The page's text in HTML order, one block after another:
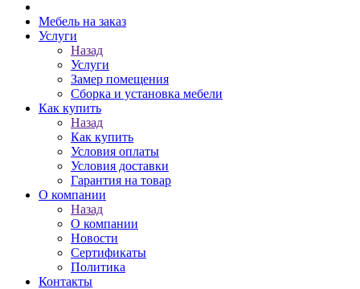
Мебель на заказ
Услуги
Назад
Услуги
Замер помещения
Сборка и установка мебели
Как купить
Назад
Как купить
Условия оплаты
Условия доставки
Гарантия на товар
О компании
Назад
О компании
Новости
Сертификаты
Политика
Контакты